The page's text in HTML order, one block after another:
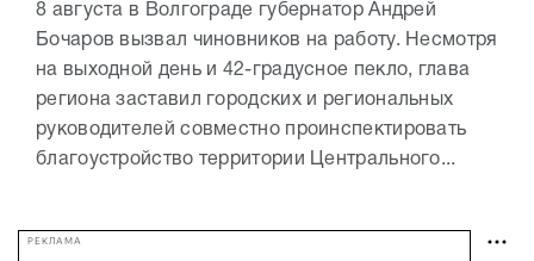
8 августа в Волгограде губернатор Андрей
Бочаров вызвал чиновников на работу. Несмотря
на выходной день и 42-градусное пекло, глава
региона заставил городских и региональных
руководителей совместно проинспектировать
благоустройство территории Центрального...
РЕКЛАМА